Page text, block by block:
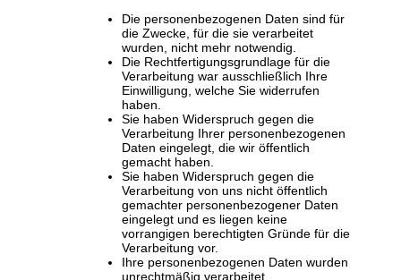
Die personenbezogenen Daten sind für
die Zwecke, für die sie verarbeitet
wurden, nicht mehr notwendig.
Die Rechtfertigungsgrundlage für die
Verarbeitung war ausschließlich Ihre
Einwilligung, welche Sie widerrufen
haben.
Sie haben Widerspruch gegen die
Verarbeitung Ihrer personenbezogenen
Daten eingelegt, die wir öffentlich
gemacht haben.
Sie haben Widerspruch gegen die
Verarbeitung von uns nicht öffentlich
gemachter personenbezogener Daten
eingelegt und es liegen keine
vorrangigen berechtigten Gründe für die
Verarbeitung vor.
Ihre personenbezogenen Daten wurden
unrechtmäßig verarbeitet.